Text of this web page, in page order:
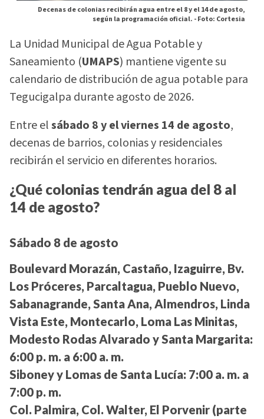
Decenas de colonias recibirán agua entre el 8 y el 14 de agosto,
según la programación oficial. -Foto: Cortesia
La Unidad Municipal de Agua Potable y
Saneamiento (UMAPS) mantiene vigente su
calendario de distribución de agua potable para
Tegucigalpa durante agosto de 2026.
Entre elsábado 8 y el viernes 14 de agosto,
decenas de barrios, colonias y residenciales
recibirán el servicio en diferentes horarios.
¿Qué colonias tendrán agua del 8 al
14 de agosto?
Sábado 8 de agosto
Boulevard Morazán, Castaño, Izaguirre, Bv.
Los Próceres, Parcaltagua, Pueblo Nuevo,
Sabanagrande, Santa Ana, Almendros, Linda
Vista Este, Montecarlo, Loma Las Minitas,
Modesto Rodas Alvarado y Santa Margarita:
6:00 p. m. a 6:00 a. m.
Siboney y Lomas de Santa Lucía: 7:00 a. m. a
7:00 p. m.
Col. Palmira, Col. Walter, El Porvenir (parte